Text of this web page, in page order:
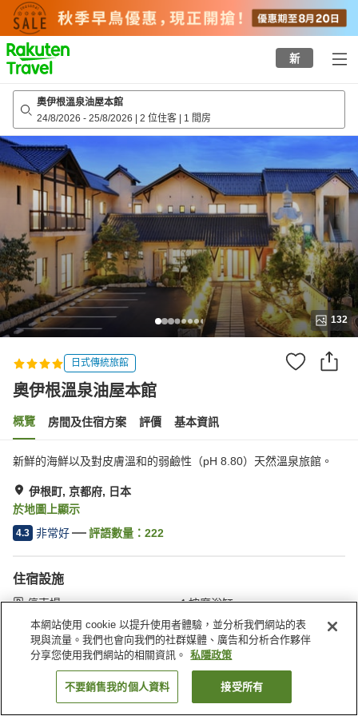
to
top
page
新
奧伊根溫泉油屋本館
24/8/2026 - 25/8/2026 | 2 位住客 | 1 間房
132
日式傳統旅館
奧伊根溫泉油屋本館
概覽 房間及住宿方案 評價 基本資訊
新鮮的海鮮以及對皮膚溫和的弱鹼性（pH 8.80）天然溫泉旅館。
伊根町, 京都府, 日本
於地圖上顯示
4.3 非常好 評語數量： 222
住宿設施
停車場
按摩浴缸
桑拿
水療/美容院
主頁 日本 京都府 伊根町 奧伊根溫泉油屋本館
找客房
本網站使用 cookie 以提升使用者體驗，並分析我們網站的表
現與流量。我們也會向我們的社群媒體、廣告和分析合作夥伴
分享您使用我們網站的相關資訊。
私隱政策
不要銷售我的個人資料 接受所有